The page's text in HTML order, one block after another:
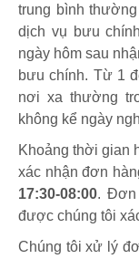
trung bình
dịch vụ bưu
ngày hôm sau
bưu chính. Từ 1
nơi xa thường
không kể ngày
Khoảng thời gian
xác nhận đơn
17:30-08:00. Đơn
được chúng tôi
Chúng tôi xử lý